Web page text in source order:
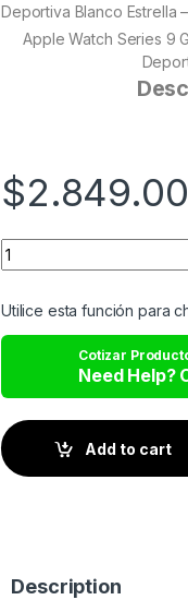
Deportiva Blanco Estrella
Apple Watch Series 9
$
Utilice esta función para
Cotizar
Add to cart
Description